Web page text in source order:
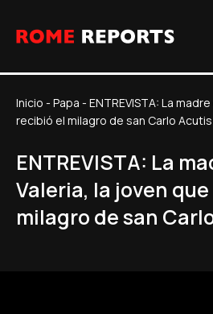
Inicio - Papa - ENTREVISTA: La
recibió el milagro de san Carlo Acutis
ENTREVISTA: La
Valeria, la joven
milagro de san